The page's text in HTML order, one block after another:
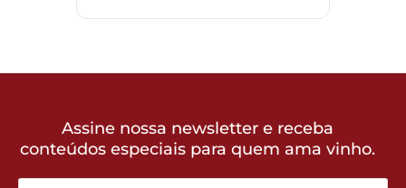
Assine nossa newsletter e receba
conteúdos especiais para quem ama vinho.